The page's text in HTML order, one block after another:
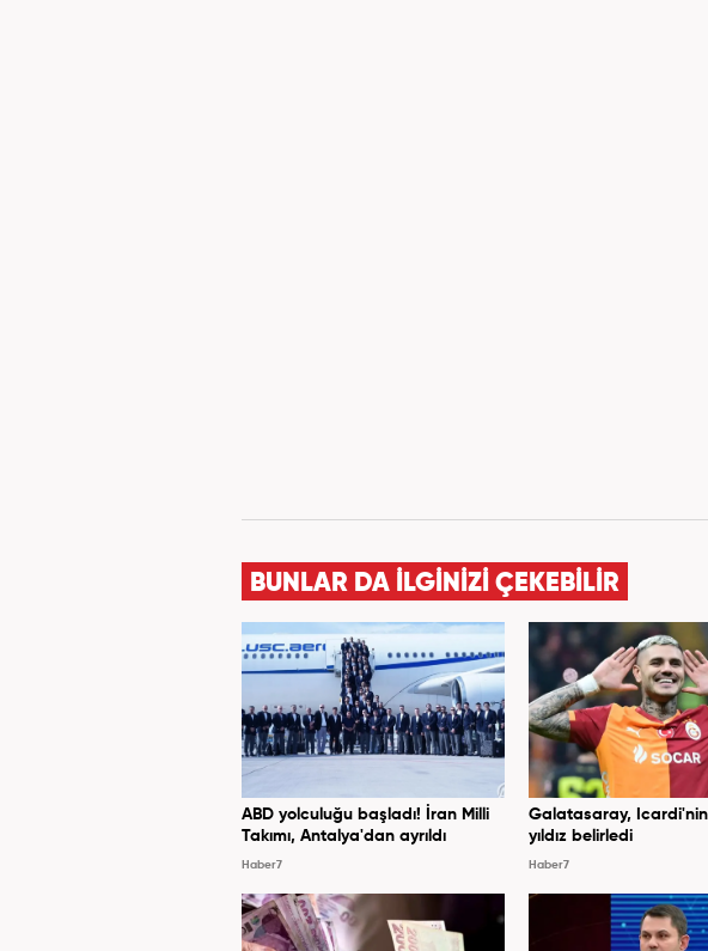
BUNLAR DA İLGİNİZİ ÇEKEBİLİR
ABD yolculuğu başladı! İran Milli
Takımı, Antalya'dan ayrıldı
Haber7
Galatasaray,
yıldız belirledi
Haber7